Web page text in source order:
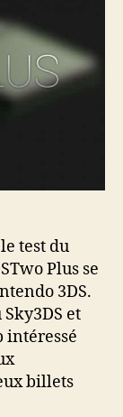
test du
Plus se
3DS.
et
intéressé
billets